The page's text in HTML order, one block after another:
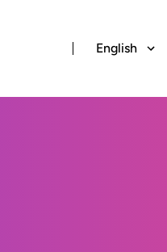
English